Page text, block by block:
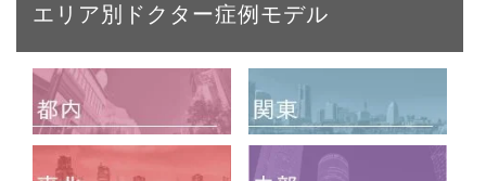
エリア別ドクター症例モデル